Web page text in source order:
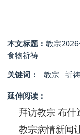
本文标题： 教宗
食物祈祷
关键词： 教宗 祈
延伸阅读：
拜访教宗 布什
教宗病情新闻